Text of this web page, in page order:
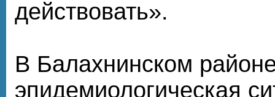
действовать».
В Балахнинском
эпидемиологическая